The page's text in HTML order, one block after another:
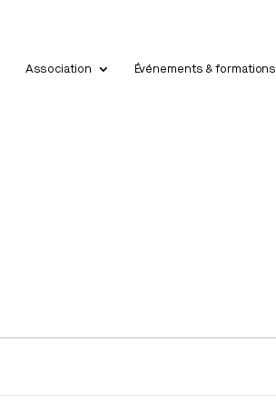
Association Événements & formations